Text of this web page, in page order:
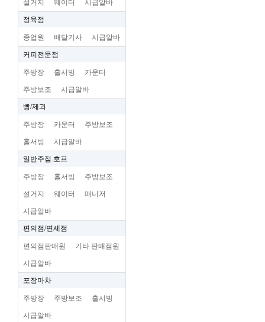
설거지 웨이터 시급알바
정육점
종업원 배달기사 시급알바
커피전문점
주방장 홀서빙 카운터
주방보조 시급알바
빵/제과
주방장 카운터 주방보조
홀서빙 시급알바
일반주점.호프
주방장 홀서빙 주방보조
설거지 웨이터 매니저
시급알바
편의점/면세점
편의점판매원 기타 판매점원
시급알바
포장마차
주방장 주방보조 홀서빙
시급알바